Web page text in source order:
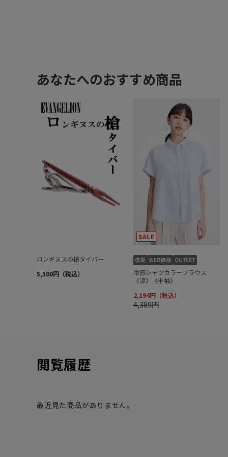
閲覧履歴
最近見た商品がありません。